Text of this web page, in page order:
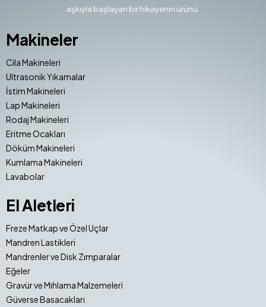
aşkıyla başlayan bir hikayenin ürünü.
Makineler
Cila Makineleri
Ultrasonik Yıkamalar
İstim Makineleri
Lap Makineleri
Rodaj Makineleri
Eritme Ocakları
Döküm Makineleri
Kumlama Makineleri
Lavabolar
El Aletleri
Freze Matkap ve Özel Uçlar
Mandren Lastikleri
Mandrenler ve Disk Zımparalar
Eğeler
Gravür ve Mıhlama Malzemeleri
Güverse Basacakları